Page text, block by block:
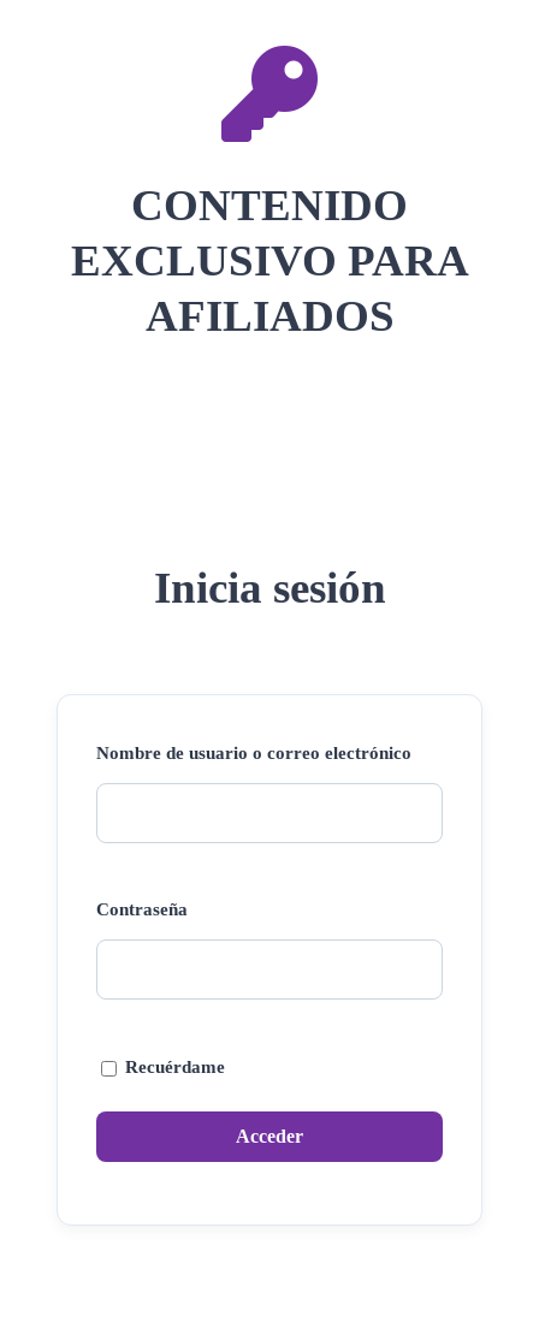
CONTENIDO
EXCLUSIVO PARA
AFILIADOS
Inicia sesión
Nombre de usuario o correo electrónico
Contraseña
Recuérdame